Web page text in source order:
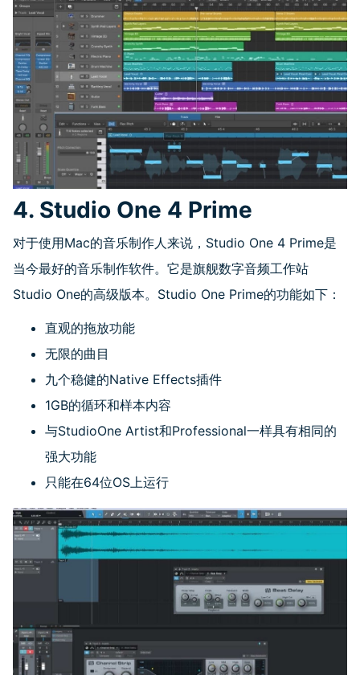
4. Studio One 4 Prime
对于使用Mac的音乐制作人来说， Studio One 4 Prime是
当今最好的音乐制作软件。它是旗舰数字音频工作站
Studio One的高级版本。 Studio One Prime的功能如下：
直观的拖放功能
无限的曲目
九个稳健的Native Effects插件
1GB的循环和样本内容
与StudioOne Artist和Professional一样具有相同的
强大功能
只能在64位OS 上运行